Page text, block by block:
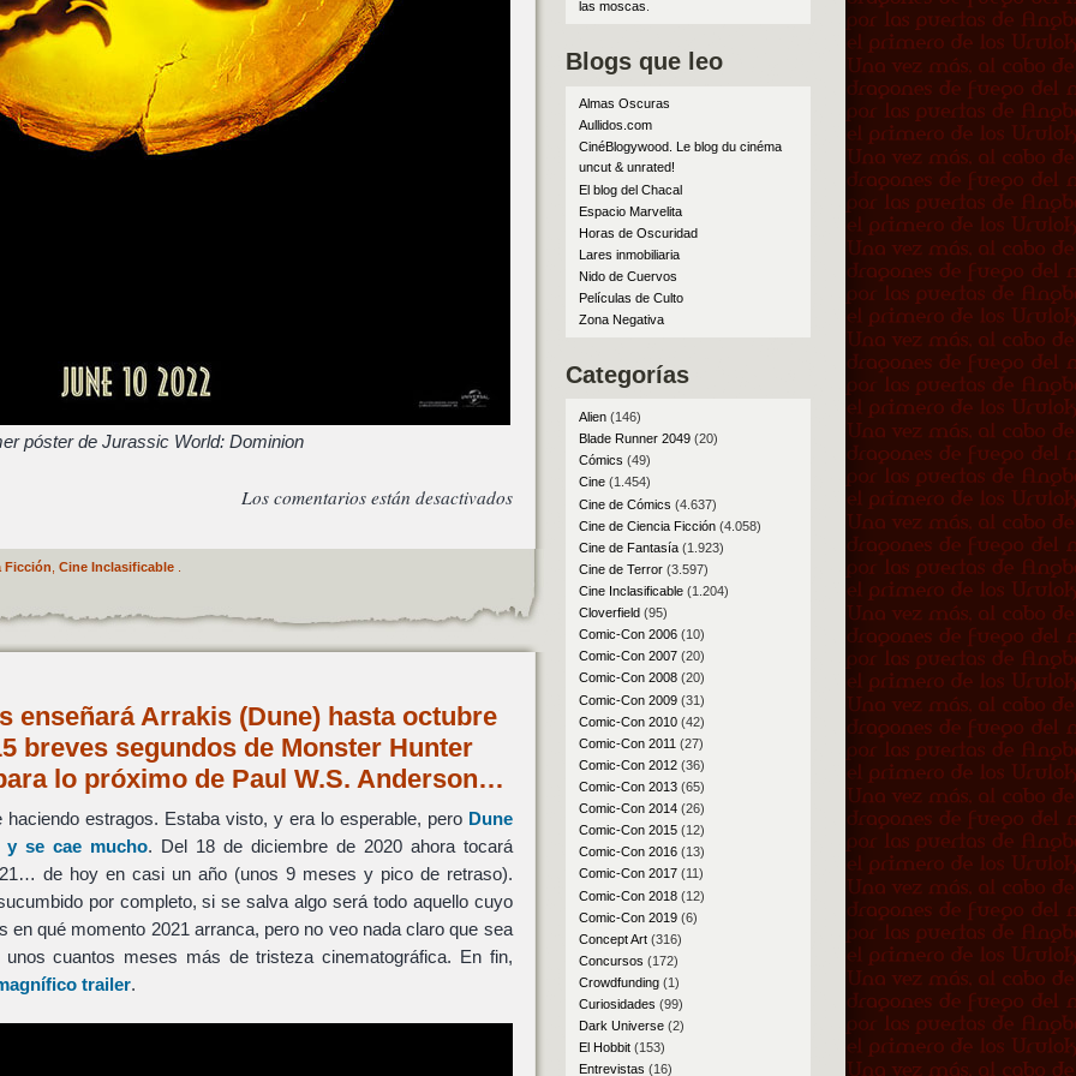
póster de Jurassic World: Dominion
Los comentarios están desactivados
Ficción Cine Inclasificable.
enseñará Arrakis (Dune) hasta octubre
breves segundos de Monster Hunter
lo próximo de Paul W.S. Anderson…
estragos. Estaba visto, y era lo esperable, pero Dune
se cae mucho. Del 18 de diciembre de 2020 ahora tocará
de hoy en casi un año (unos 9 meses y pico de retraso).
por completo, si se salva algo será todo aquello cuyo
en qué momento 2021 arranca, pero no veo nada claro que sea
unos cuantos meses más de tristeza cinematográfica. En fin,
trailer.
las moscas
Blogs que leo
Almas Oscuras
Aullidos.com
CinéBlogywood. Le blog du cinéma
uncut & unrated!
El blog del Chacal
Espacio Marvelita
Horas de Oscuridad
Lares inmobiliaria
Nido de Cuervos
Películas de Culto
Zona Negativa
Categorías
Alien(146)
Blade Runner 2049(20)
Cómics (49)
Cine(1.454)
Cine de Cómics (4.637)
Cine de Ciencia Ficción(4.058)
Cine de Fantasía(1.923)
Cine de Terror(3.597)
Cine Inclasificable(1.204)
Cloverfield(95)
Comic-Con 2006(10)
Comic-Con 2007(20)
Comic-Con 2008(20)
Comic-Con 2009(31)
Comic-Con 2010(42)
Comic-Con 2011 (27)
Comic-Con 2012(36)
Comic-Con 2013(65)
Comic-Con 2014(26)
Comic-Con 2015(12)
Comic-Con 2016(13)
Comic-Con 2017(11)
Comic-Con 2018(12)
Comic-Con 2019(6)
Concept Art(316)
Concursos (172)
Crowdfunding(1)
Curiosidades (99)
Dark Universe(2)
El Hobbit(153)
Entrevistas (16)